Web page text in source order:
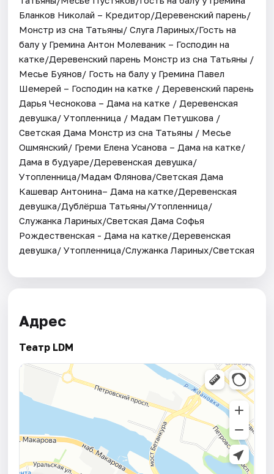
Бланков Николай – Кредитор/Деревенский парень/
Монстр из сна Татьяны/ Слуга Лариных/Гость на
балу у Гремина Антон Молеваник – Господин на
катке/Деревенский парень Монстр из сна Татьяны /
Месье Буянов/ Гость на балу у Гремина Павел
Шемерей – Господин на катке / Деревенский парень
Дарья Чеснокова – Дама на катке / Деревенская
девушка/ Утопленница / Мадам Петушкова /
Светская Дама Монстр из сна Татьяны / Месье
Ошмянский/ Греми Елена Усанова – Дама на катке/
Дама в будуаре/Деревенская девушка/
Утопленница/Мадам Флянова/Светская Дама
Кашевар Антонина– Дама на катке/Деревенская
девушка/Дублёрша Татьяны/Утопленница/
Служанка Лариных/Светская Дама Софья
Рождественская - Дама на катке/Деревенская
девушка/ Утопленница/Служанка Лариных/Светская
Адрес
Театр LDM